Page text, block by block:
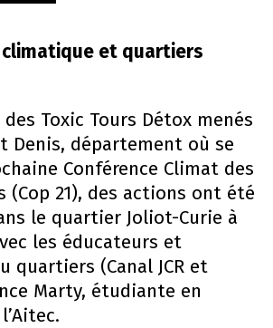
climatique et quartiers
des Toxic Tours Détox menés
Denis, département où se
Conférence Climat des
(Cop 21), des actions ont été
le quartier Joliot-Curie à
les éducateurs et
quartiers (Canal JCR et
Marty, étudiante en